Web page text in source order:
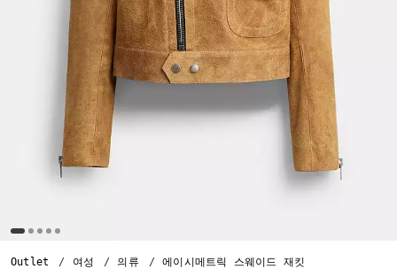
Outlet 여성 의류 에이시메트릭 스웨이드 재킷